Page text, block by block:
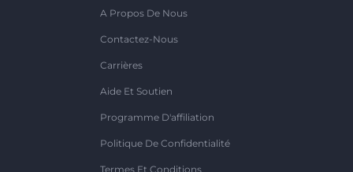
A Propos De Nous
Contactez-Nous
Carrières
Aide Et Soutien
Programme D'affiliation
Politique De Confidentialité
Termes Et Conditions